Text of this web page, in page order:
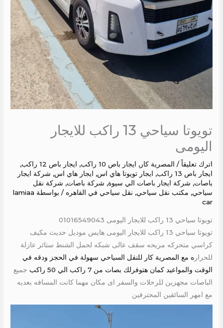
تويوتا سياحي 13 راكب للايجار
اليومى
اترك تعليقاً / المصرية كار, ايجار باص 10 راكب , ايجار باص 12 راكب
,
ايجار باص 13 راكب
, ايجار تويوتا هاي اس, ايجار هاي اس, شركة ايجار
باصات, شركة ايجار باصات الي سيوة, شركة باصات, شركة نقل
سياحي, مكتب نقل سياحي, نقل سياحي في القاهره / بواسطة lamiaa
car
تويوتا سياحي 13 راكب للايجار اليومى 01016549043
تويوتا سياحي 13 راكب للايجار اليومى هايس موديل حديث مكيف
كراسي متحركه مريحه سقف عالى شبكه لحمل الشنط ستائر عازلة
للحراره مع المصرية كار للنقل السياحي سهولة في الحجز ودقه في
الوقت والمواعيد كمان هتوفرلك بصات من 7 راكب الي 50 راكب
جميع
الباصات مجهزين للرحلات والسفر اى مكان مهما كانت المسافه بعديه
مع امهر السائقين المحترفين